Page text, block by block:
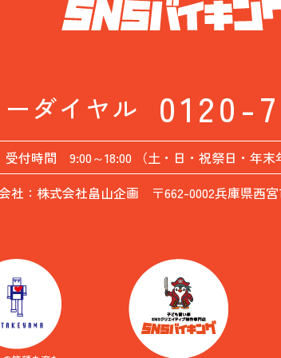
ダイヤル 0120-
受付時間 9:00～18:00 （土・日・祝祭日・年末
社：株式会社畠山企画 〒662-0002兵庫県西宮